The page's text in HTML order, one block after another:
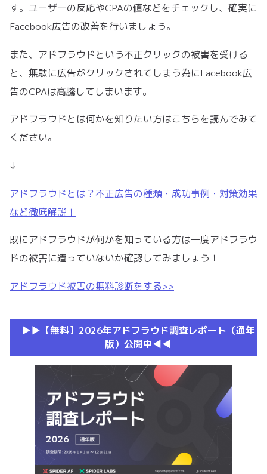
す。ユーザーの反応やCPAの値などをチェックし、確実に
Facebook広告の改善を行いましょう。
また、アドフラウドという不正クリックの被害を受ける
と、無駄に広告がクリックされてしまう為にFacebook広
告のCPAは高騰してしまいます。
アドフラウドとは何かを知りたい方はこちらを読んでみて
ください。
↓
アドフラウドとは？不正広告の種類・成功事例・対策効果
など徹底解説！
既にアドフラウドが何かを知っている方は一度アドフラウ
ドの被害に遭っていないか確認してみましょう！
アドフラウド被害の無料診断をする>>
▶︎▶︎【無料】2026年アドフラウド調査レポート（通年
版）公開中◀︎◀︎